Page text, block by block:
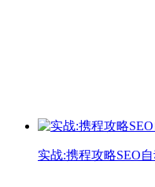
实战:携程攻略SEO